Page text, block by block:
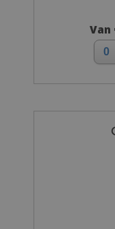
Van